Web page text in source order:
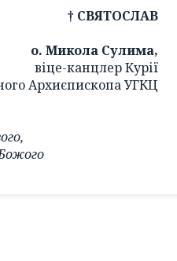
† СВЯТОСЛАВ
о. Микола Сулима,
віце-канцлер Курії
Архиєпископа УГКЦ